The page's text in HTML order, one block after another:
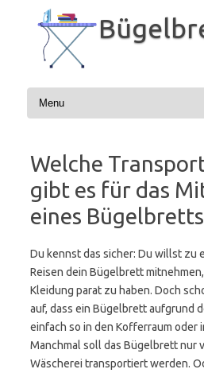
Inhalt
springen
Welche
gibt es für das
eines
Du kennst das sicher: Du willst zu
Reisen dein Bügelbrett
Kleidung parat zu haben. Doch
auf, dass ein Bügelbrett aufgrund
einfach so in den Kofferraum oder
Manchmal soll das Bügelbrett nur
Wäscherei transportiert werden.